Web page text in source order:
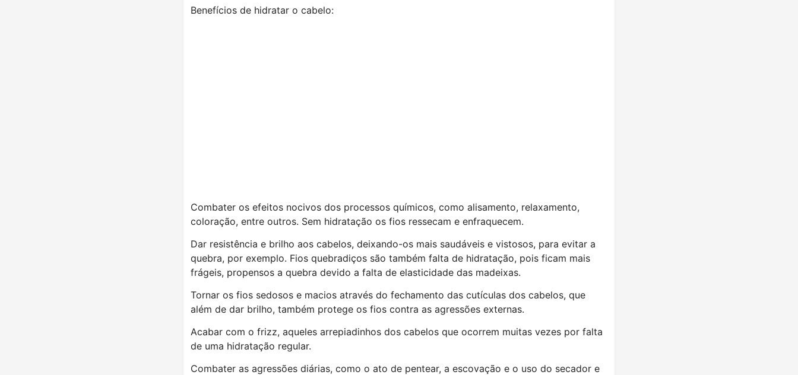
Benefícios de hidratar o cabelo:
Combater os efeitos nocivos dos processos químicos, como alisamento, relaxamento,
coloração, entre outros. Sem hidratação os fios ressecam e enfraquecem.
Dar resistência e brilho aos cabelos, deixando-os mais saudáveis e vistosos, para evitar a
quebra, por exemplo. Fios quebradiços são também falta de hidratação, pois ficam mais
frágeis, propensos a quebra devido a falta de elasticidade das madeixas.
Tornar os fios sedosos e macios através do fechamento das cutículas dos cabelos, que
além de dar brilho, também protege os fios contra as agressões externas.
Acabar com o frizz, aqueles arrepiadinhos dos cabelos que ocorrem muitas vezes por falta
de uma hidratação regular.
Combater as agressões diárias, como o ato de pentear, a escovação e o uso do secador e